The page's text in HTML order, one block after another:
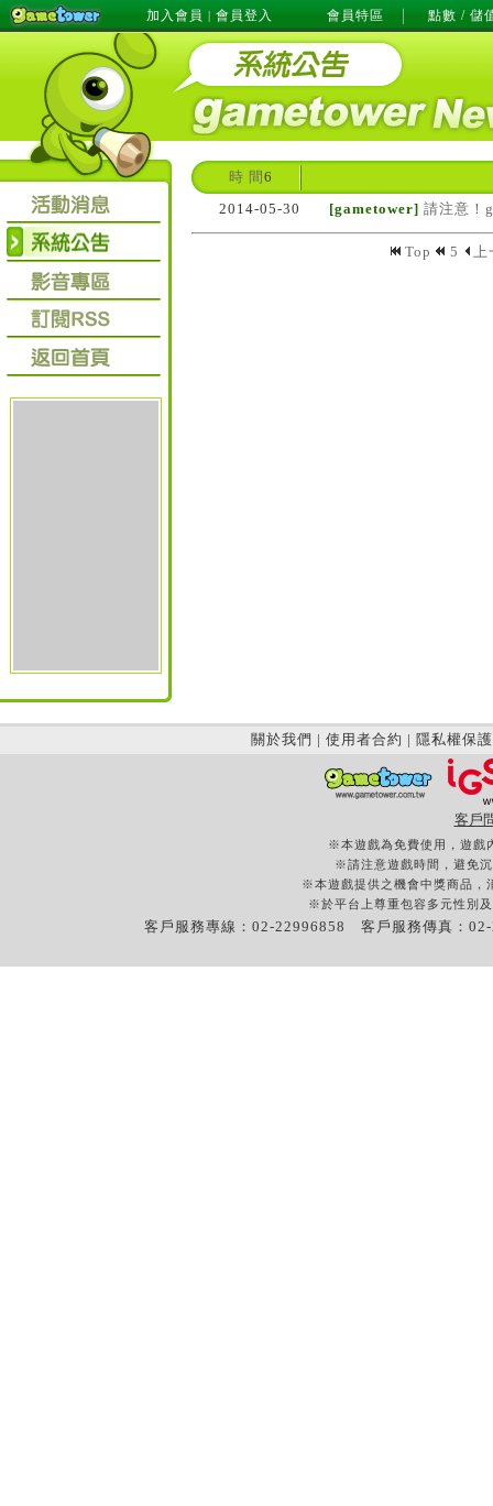
加入會員 | 會員登入 會員特區 點數 / 儲
時 間 6
2014-05-30
[gametower] 請注意！
Top 5 上
關於我們 | 使用者合約 | 隱私權保護
客戶
※本遊戲為免費使用，遊戲
※請注意遊戲時間，避免
※本遊戲提供之機會中獎商品，
※於平台上尊重包容多元性別
客戶服務專線：02-22996858 客戶服務傳真：